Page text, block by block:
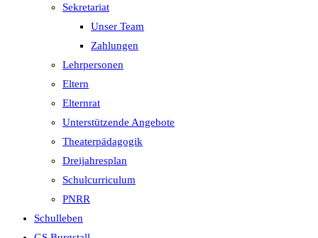
Sekretariat
Unser Team
Zahlungen
Lehrpersonen
Eltern
Elternrat
Unterstützende Angebote
Theaterpädagogik
Dreijahresplan
Schulcurriculum
PNRR
Schulleben